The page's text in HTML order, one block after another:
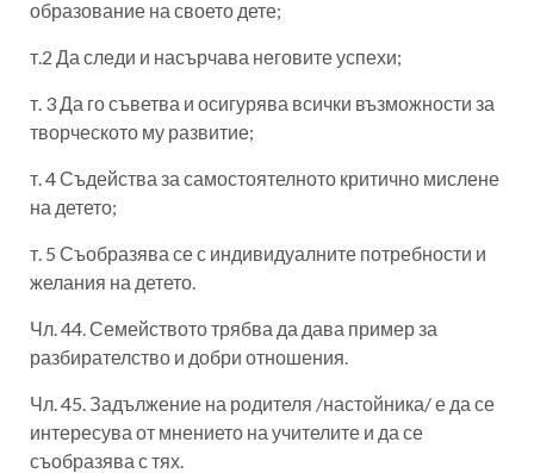
образование на своето дете;
т.2 Да следи и насърчава неговите успехи;
т. 3 Да го съветва и осигурява всички възможности за
творческото му развитие;
т. 4 Съдейства за самостоятелното критично мислене
на детето;
т. 5 Съобразява се с индивидуалните потребности и
желания на детето.
Чл. 44. Семейството трябва да дава пример за
разбирателство и добри отношения.
Чл. 45. Задължение на родителя /настойника/ е да се
интересува от мнението на учителите и да се
съобразява с тях.